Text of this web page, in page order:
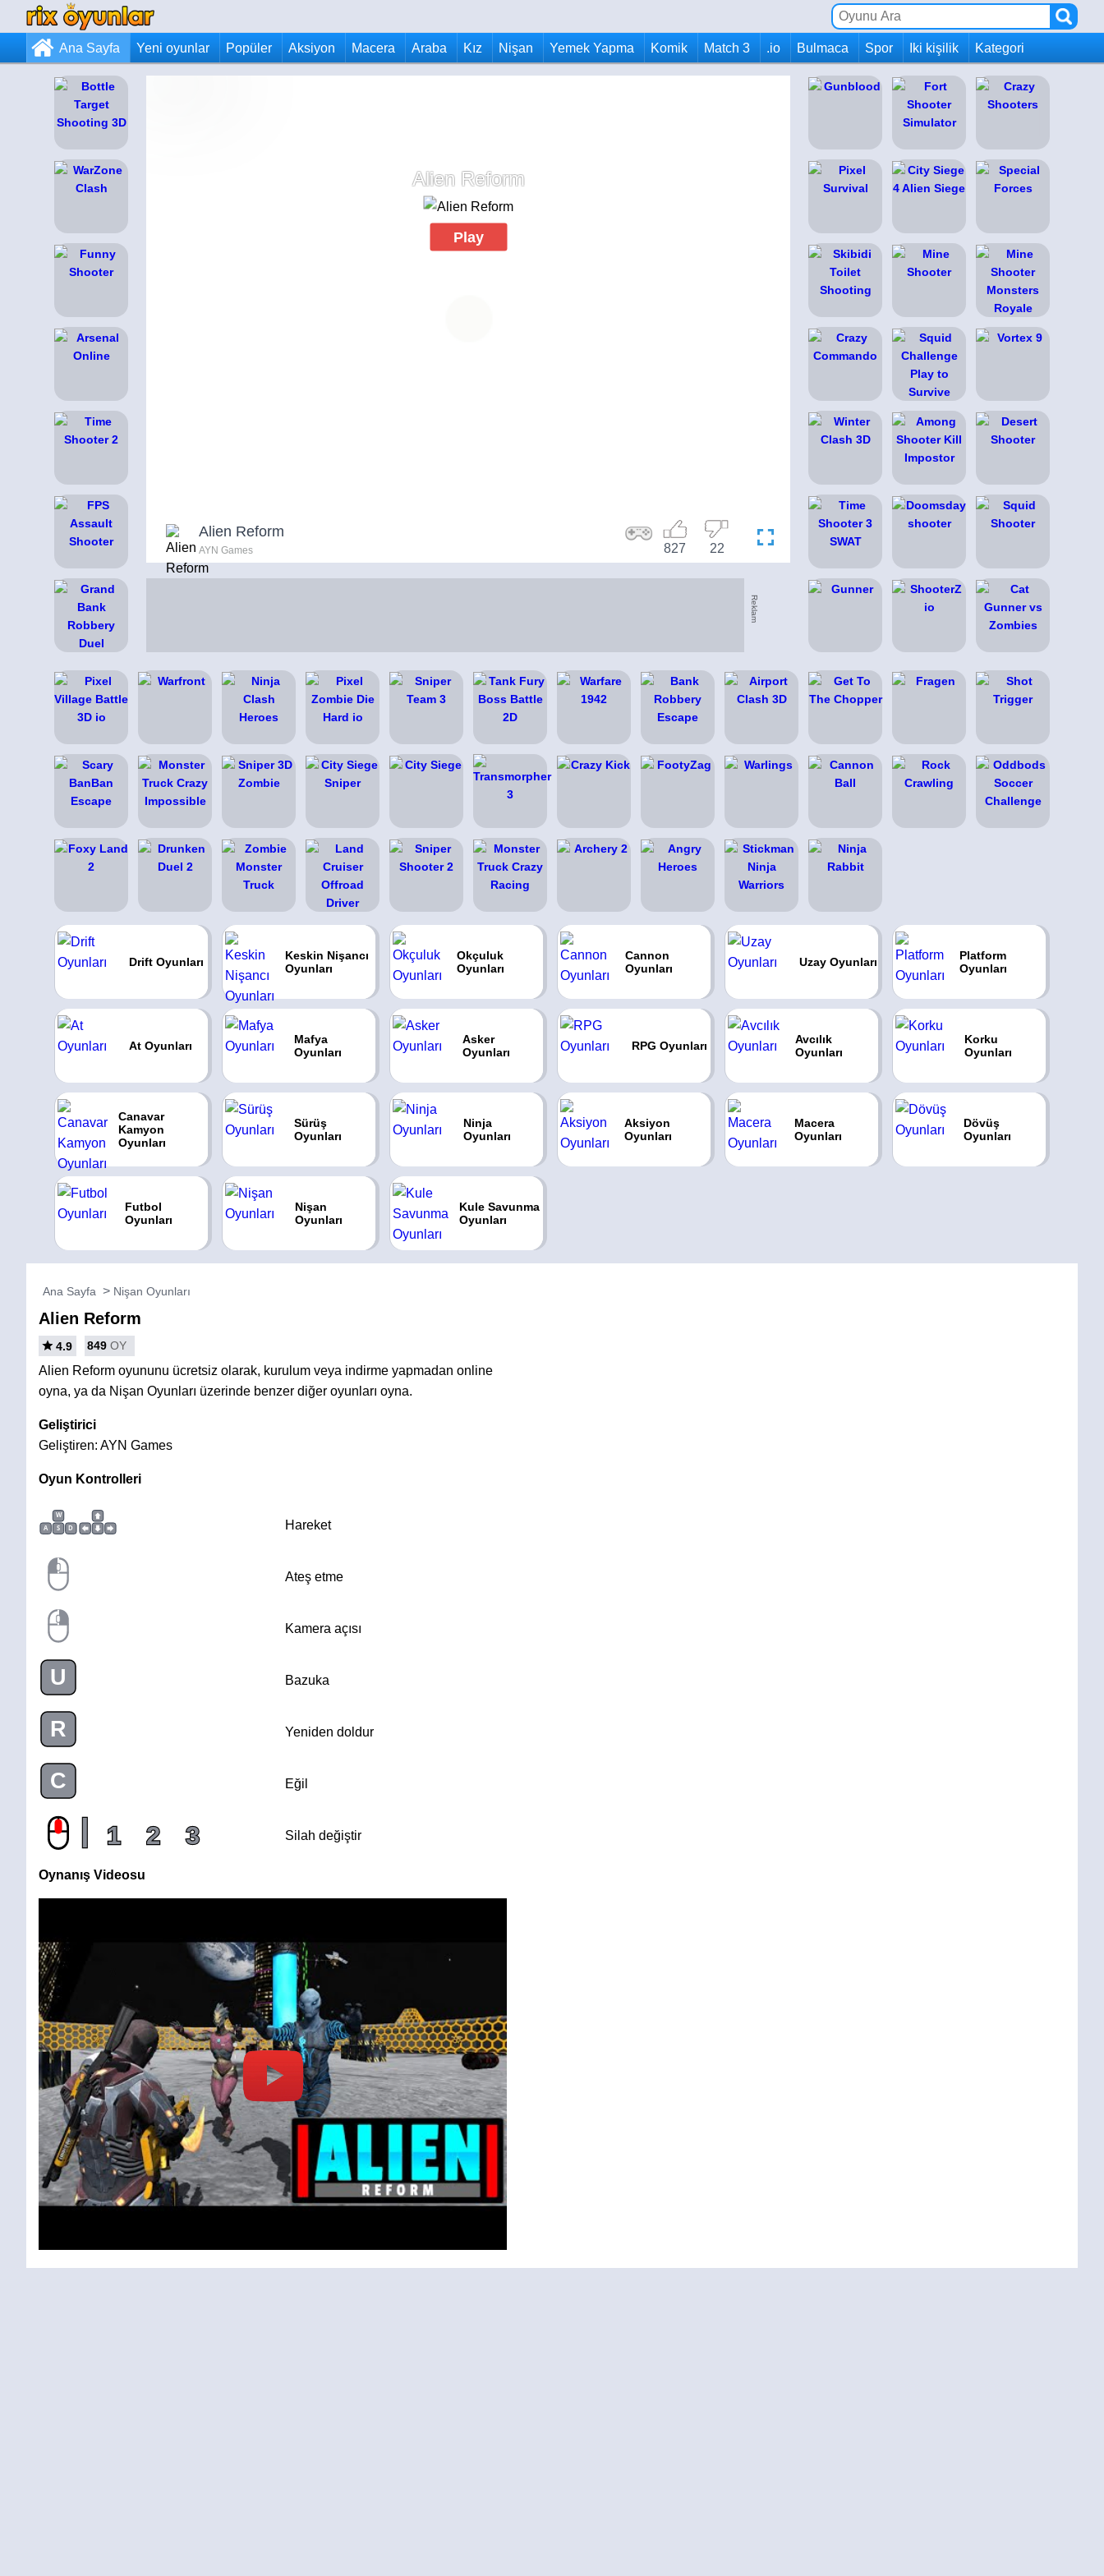
Ana Sayfa Yeni oyunlar Popüler Aksiyon Macera Araba Kız Nişan Yemek Yapma Komik Match 3 .io Bulmaca Spor Iki kişilik Kategori
Alien Reform
Play
Alien Reform
AYN Games 22
827
Reklam
Drift Oyunları
Keskin Nişancı
Oyunları
Okçuluk
Oyunları
Cannon
Oyunları
Uzay Oyunları
Platform
Oyunları
At Oyunları
Mafya
Oyunları
Asker
Oyunları
RPG Oyunları
Avcılık
Oyunları
Korku
Oyunları
Canavar
Kamyon
Oyunları
Sürüş
Oyunları
Ninja
Oyunları
Aksiyon
Oyunları
Macera
Oyunları
Dövüş
Oyunları
Futbol
Oyunları
Nişan
Oyunları
Kule Savunma
Oyunları
Ana Sayfa Nişan Oyunları
Alien Reform
4.9 849 OY
Alien Reform oyununu ücretsiz olarak, kurulum veya indirme yapmadan online
oyna, ya da Nişan Oyunları üzerinde benzer diğer oyunları oyna.
Geliştirici
Geliştiren: AYN Games
Oyun Kontrolleri
W
A
S D Hareket
Ateş etme
Kamera açısı
U Bazuka
R Yeniden doldur
C Eğil
| 1 2 3 Silah değiştir
Oynanış Videosu